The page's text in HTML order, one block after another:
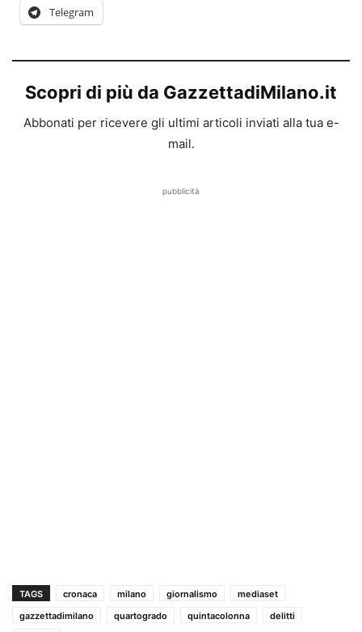
Telegram
Scopri di più da GazzettadiMilano.it
Abbonati per ricevere gli ultimi articoli inviati alla tua e-
mail.
pubblicità
TAGS cronaca milano giornalismo
mediaset
gazzettadimilano
quartogrado quintacolonna
delitti